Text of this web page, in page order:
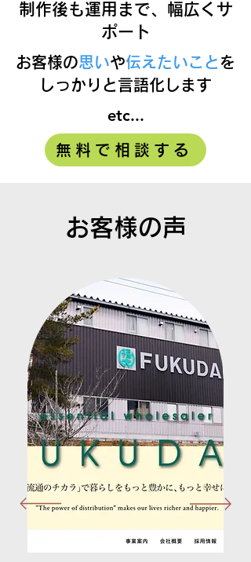
制作後も運用まで、幅広くサ
ポート
お客様の思いや伝えたいこと を
しっかりと言語化します
etc...
無料で相談する
お客様の声